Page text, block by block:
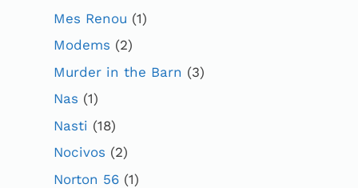
Mes Renou (1)
Modems (2)
Murder in the Barn (3)
Nas (1)
Nasti (18)
Nocivos (2)
Norton 56 (1)